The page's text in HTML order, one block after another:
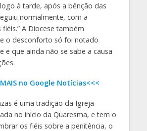
à tarde, após a bênção das
normalmente, com a
A Diocese também
o desconforto só foi notado
e que ainda não se sabe a causa
no Google Notícias<<<
é uma tradição da Igreja
no início da Quaresma, e tem o
os fiéis sobre a penitência, o